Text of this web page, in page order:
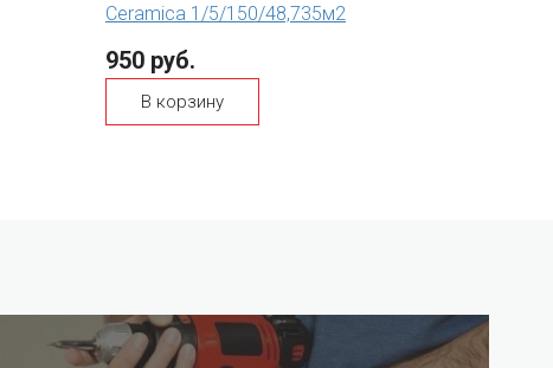
Ceramica 1/5/150/48,735м2
950 руб.
В корзину